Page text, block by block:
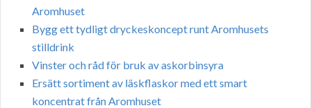
Aromhuset
Bygg ett tydligt dryckeskoncept runt Aromhusets
stilldrink
Vinster och råd för bruk av askorbinsyra
Ersätt sortiment av läskflaskor med ett smart
koncentrat från Aromhuset